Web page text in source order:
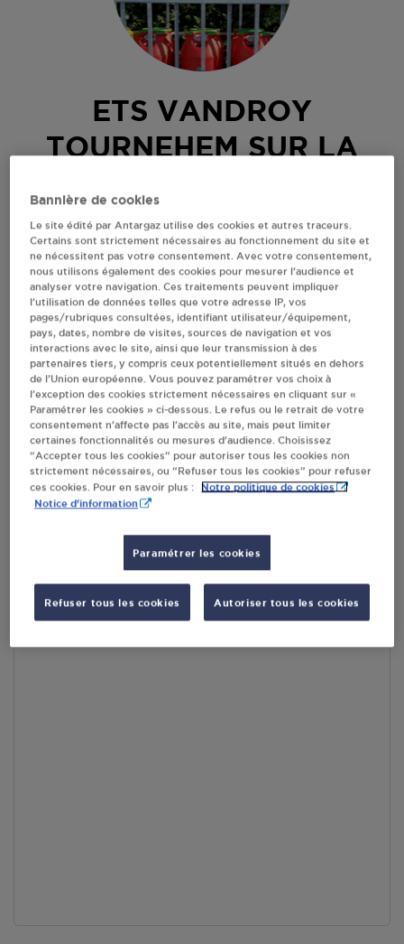
ETS VANDROY
TOURNEHEM SUR LA
42 ROUTE DE BONNINGUE
62890TOURNEHEM SUR LA HEM
Revendeur de bouteilles de gaz
S'Y RENDRE
AFFICHER LE TÉLÉPHONE
RECEVOIR LES COORDONNÉES DU REVENDEUR
En cliquant sur « S’y rendre », j’autorise le traitement
d’informations (dont mon adresse IP) et leur transfert hors UE
par Google Maps afin d’afficher la carte.
En savoir plus
Accès
Bannière de cookies
Le site édité par Antargaz utilise des cookies et autres traceurs.
Certains sont strictement nécessaires au fonctionnement du site et
ne nécessitent pas votre consentement. Avec votre consentement,
nous utilisons également des cookies pour mesurer l’audience et
analyser votre navigation. Ces traitements peuvent impliquer
l’utilisation de données telles que votre adresse IP, vos
pages/rubriques consultées, identifiant utilisateur/équipement,
pays, dates, nombre de visites, sources de navigation et vos
interactions avec le site, ainsi que leur transmission à des
partenaires tiers, y compris ceux potentiellement situés en dehors
de l’Union européenne. Vous pouvez paramétrer vos choix à
l’exception des cookies strictement nécessaires en cliquant sur «
Paramétrer les cookies » ci-dessous. Le refus ou le retrait de votre
consentement n’affecte pas l’accès au site, mais peut limiter
certaines fonctionnalités ou mesures d’audience. Choisissez
“Accepter tous les cookies” pour autoriser tous les cookies non
strictement nécessaires, ou “Refuser tous les cookies” pour refuser
ces cookies. Pour en savoir plus :
Notre politique de cookies
Notice d'information
Paramétrer les cookies
Refuser tous les cookies Autoriser tous les cookies